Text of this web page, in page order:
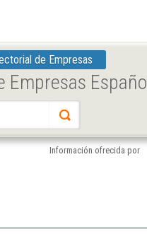
de Empresas
Empresas
Información ofrecida por